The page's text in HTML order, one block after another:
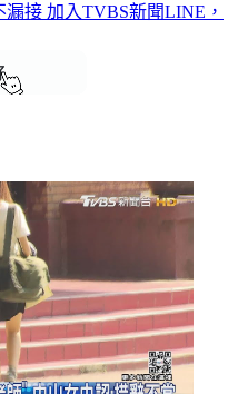
漏接 加入TVBS新聞LINE，